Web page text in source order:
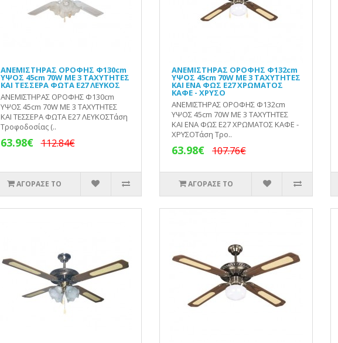
ΑΝΕΜΙΣΤΗΡΑΣ ΟΡΟΦΗΣ Φ130cm
ΥΨΟΣ 45cm 70W ΜΕ 3 ΤΑΧΥΤΗΤΕΣ
ΚΑΙ ΤΕΣΣΕΡΑ ΦΩΤΑ Ε27 ΛΕΥΚΟΣ
ΑΝΕΜΙΣΤΗΡΑΣ ΟΡΟΦΗΣ Φ130cm
ΥΨΟΣ 45cm 70W ΜΕ 3 ΤΑΧΥΤΗΤΕΣ
ΚΑΙ ΤΕΣΣΕΡΑ ΦΩΤΑ Ε27 ΛΕΥΚΟΣΤάση
Τροφοδοσίας (..
63.98€ 112.84€
ΑΓΟΡΑΣΕ ΤΟ
ΑΝΕΜΙΣΤΗΡΑΣ ΟΡΟΦΗΣ Φ132cm
ΥΨΟΣ 45cm 70W ΜΕ 3 ΤΑΧΥΤΗΤΕΣ
ΚΑΙ ΕΝΑ ΦΩΣ Ε27 ΧΡΩΜΑΤΟΣ
ΚΑΦΕ - ΧΡΥΣΟ
ΑΝΕΜΙΣΤΗΡΑΣ ΟΡΟΦΗΣ Φ132cm
ΥΨΟΣ 45cm 70W ΜΕ 3 ΤΑΧΥΤΗΤΕΣ
ΚΑΙ ΕΝΑ ΦΩΣ Ε27 ΧΡΩΜΑΤΟΣ ΚΑΦΕ -
ΧΡΥΣΟΤάση Τρο..
63.98€ 107.76€
ΑΓΟΡΑΣΕ ΤΟ